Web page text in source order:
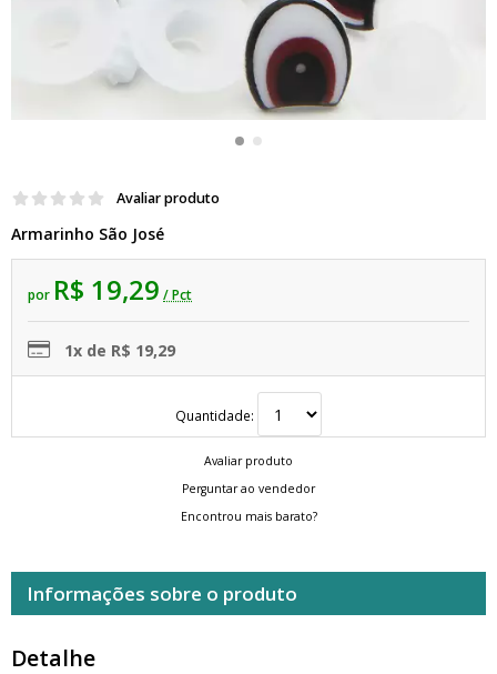
Avaliar produto
Armarinho São José
por R$ 19,29 / Pct
1x de R$ 19,29
Quantidade:
Avaliar produto
Perguntar ao vendedor
Encontrou mais barato?
Informações sobre o produto
Detalhe